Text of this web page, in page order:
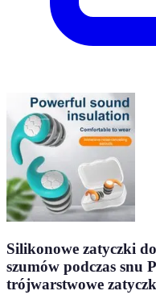
Silikonowe zatyczki
szumów podczas snu
trójwarstwowe